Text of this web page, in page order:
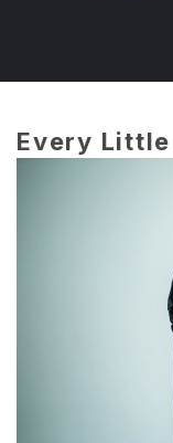
Every